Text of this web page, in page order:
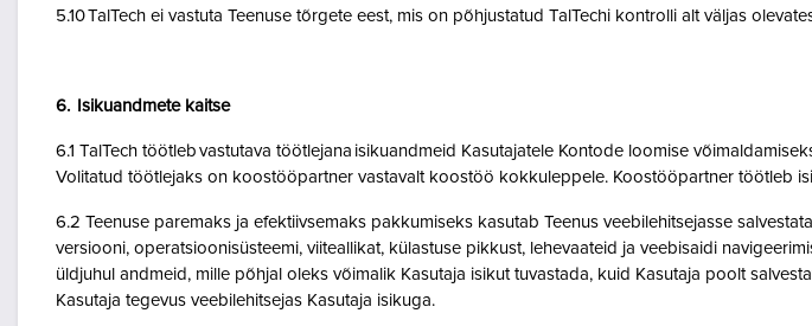
5.10 TalTech ei vastuta Teenuse tõrgete eest, mis on põhjustatud TalTechi kontrolli alt väljas
6. Isikuandmete kaitse
6.1 TalTech töötleb vastutava töötlejana isikuandmeid Kasutajatele Kontode loomise
Volitatud töötlejaks on koostööpartner vastavalt koostöö kokkuleppele. Koostööpartner töötleb
6.2 Teenuse paremaks ja efektiivsemaks pakkumiseks kasutab Teenus veebilehitsejasse
versiooni, operatsioonisüsteemi, viiteallikat, külastuse pikkust, lehevaateid ja veebisaidi
üldjuhul andmeid, mille põhjal oleks võimalik Kasutaja isikut tuvastada, kuid Kasutaja poolt
Kasutaja tegevus veebilehitsejas Kasutaja isikuga.